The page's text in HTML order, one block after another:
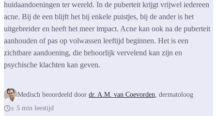
Medisch beoordeeld door dr. A.M. van Coevorden, dermatoloog
± 5 min leestijd
huidaandoeningen ter wereld. In de puberteit krijgt vrijwel iedereen
acne. Bij de een blijft het bij enkele puistjes, bij de ander is het
uitgebreider en heeft het meer impact. Acne kan ook na de puberteit
aanhouden of pas op volwassen leeftijd beginnen. Het is een
zichtbare aandoening, die behoorlijk vervelend kan zijn en
psychische klachten kan geven.